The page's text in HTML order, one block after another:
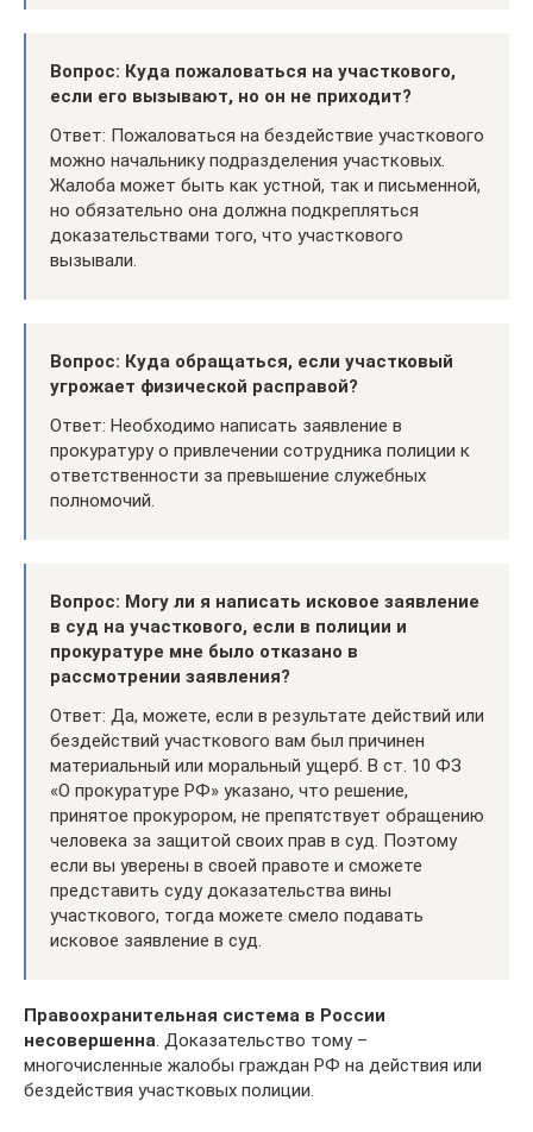
Вопрос: Куда пожаловаться на участкового,
если его вызывают, но он не приходит?
Ответ: Пожаловаться на бездействие участкового
можно начальнику подразделения участковых.
Жалоба может быть как устной, так и письменной,
но обязательно она должна подкрепляться
доказательствами того, что участкового
вызывали.
Вопрос: Куда обращаться, если участковый
угрожает физической расправой?
Ответ: Необходимо написать заявление в
прокуратуру о привлечении сотрудника полиции к
ответственности за превышение служебных
полномочий.
Вопрос: Могу ли я написать исковое заявление
в суд на участкового, если в полиции и
прокуратуре мне было отказано в
рассмотрении заявления?
Ответ: Да, можете, если в результате действий или
бездействий участкового вам был причинен
материальный или моральный ущерб. В ст. 10 ФЗ
«О прокуратуре РФ» указано, что решение,
принятое прокурором, не препятствует обращению
человека за защитой своих прав в суд. Поэтому
если вы уверены в своей правоте и сможете
представить суду доказательства вины
участкового, тогда можете смело подавать
исковое заявление в суд.
Правоохранительная система в России
несовершенна. Доказательство тому –
многочисленные жалобы граждан РФ на действия или
бездействия участковых полиции.